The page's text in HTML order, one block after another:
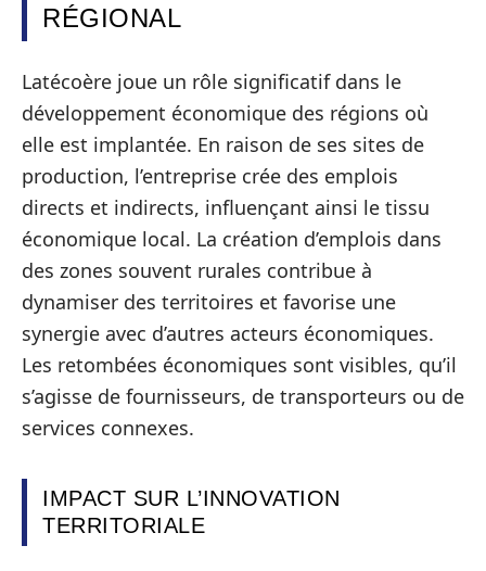
RÉGIONAL
Latécoère joue un rôle significatif dans le
développement économique des régions où
elle est implantée. En raison de ses sites de
production, l’entreprise crée des emplois
directs et indirects, influençant ainsi le tissu
économique local. La création d’emplois dans
des zones souvent rurales contribue à
dynamiser des territoires et favorise une
synergie avec d’autres acteurs économiques.
Les retombées économiques sont visibles, qu’il
s’agisse de fournisseurs, de transporteurs ou de
services connexes.
IMPACT SUR L’INNOVATION
TERRITORIALE